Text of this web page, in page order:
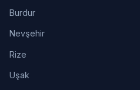
Burdur
Nevşehir
Rize
Uşak